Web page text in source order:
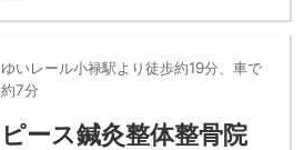
ゆいレール小禄駅より徒歩約19分、車で
約7分
ピース鍼灸整体整骨院